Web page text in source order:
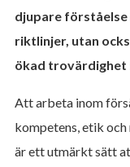
djupare
riktlinjer, utan
ökad trovärdighet
Att arbeta inom
kompetens, etik och
är ett utmärkt sätt